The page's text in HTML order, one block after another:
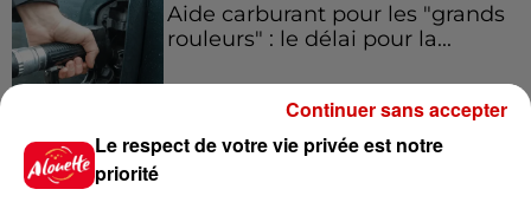
Aide carburant pour les "grands
rouleurs" : le délai pour la...
8 août 2026
Le respect de votre vie privée est notre
priorité
Continuer sans accepter